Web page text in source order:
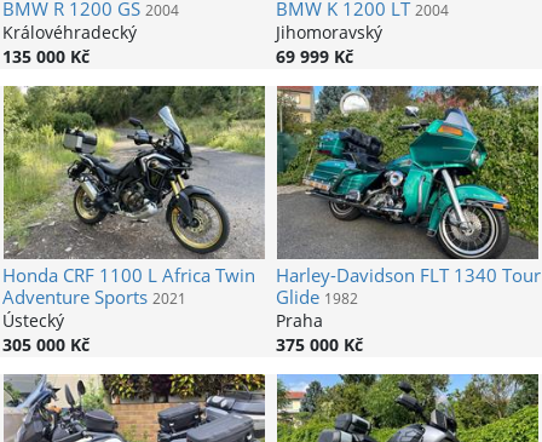
BMWR 1200 GS 2004
Královéhradecký
135 000 Kč
BMWK 1200 LT 2004
Jihomoravský
69 999 Kč
HondaCRF 1100 L Africa Twin
Adventure Sports 2021
Ústecký
305 000 Kč
Harley-Davidson FLT 1340 Tour
Glide 1982
Praha
375 000 Kč